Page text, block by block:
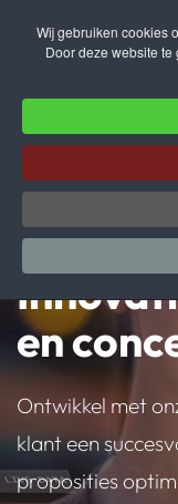
Wij gebruiken cookies
Door deze website
Terug naar
en
Ontwikkel met
klant een
proposities